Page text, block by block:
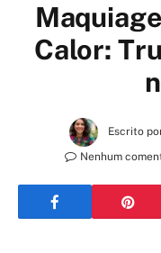
Calor:
Escrito
Nenhum